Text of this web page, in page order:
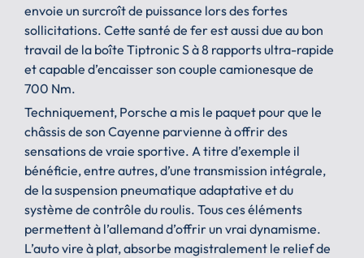
envoie un surcroît de puissance lors des fortes
sollicitations. Cette santé de fer est aussi due au bon
travail de la boîte Tiptronic S à 8 rapports ultra-rapide
et capable d’encaisser son couple camionesque de
700 Nm.
Techniquement, Porsche a mis le paquet pour que le
châssis de son Cayenne parvienne à offrir des
sensations de vraie sportive. A titre d’exemple il
bénéficie, entre autres, d’une transmission intégrale,
de la suspension pneumatique adaptative et du
système de contrôle du roulis. Tous ces éléments
permettent à l’allemand d’offrir un vrai dynamisme.
L’auto vire à plat, absorbe magistralement le relief de